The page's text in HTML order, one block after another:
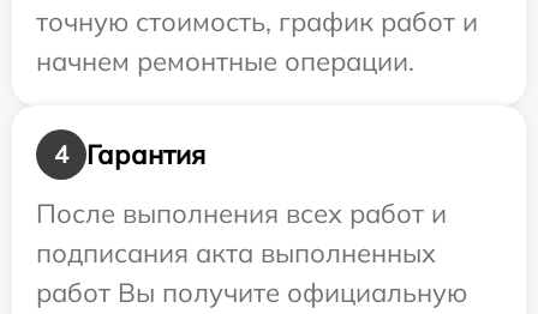
точную стоимость, график работ и
начнем ремонтные операции.
4
Гарантия
После выполнения всех работ и
подписания акта выполненных
работ Вы получите официальную